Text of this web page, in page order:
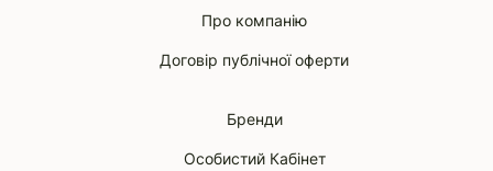
Про компанію
Договір публічної оферти
Бренди
Особистий Кабінет